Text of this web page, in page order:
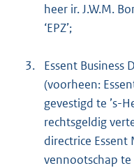
heer ir. J.W.M.
‘EPZ’;
3.
Essent Business
(voorheen:
gevestigd te ’s-
rechtsgeldig
directrice Essent
vennootschap